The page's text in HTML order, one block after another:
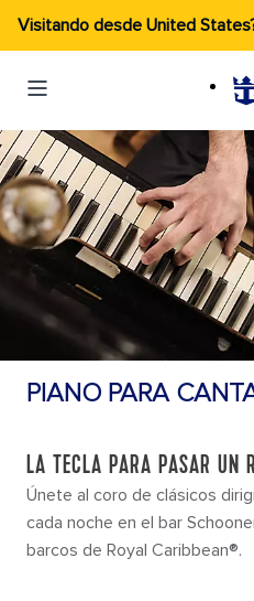
Visitando desde United
PIANO PARA
LA TECLA PARA PASAR UN
Únete al coro de clásicos
cada noche en el bar
barcos de Royal Caribbean®.